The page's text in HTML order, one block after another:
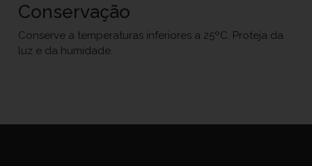
Conservação
Conserve a temperaturas inferiores a 25ºC. Proteja da
luz e da humidade.